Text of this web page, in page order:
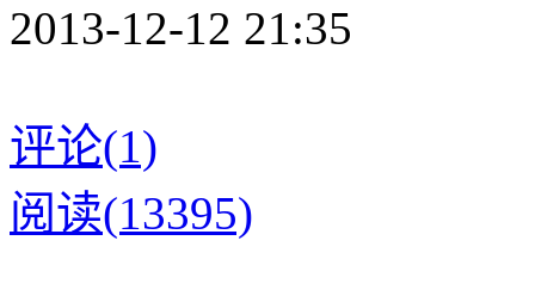
2013-12-12 21:35
评论(1)
阅读(13395)